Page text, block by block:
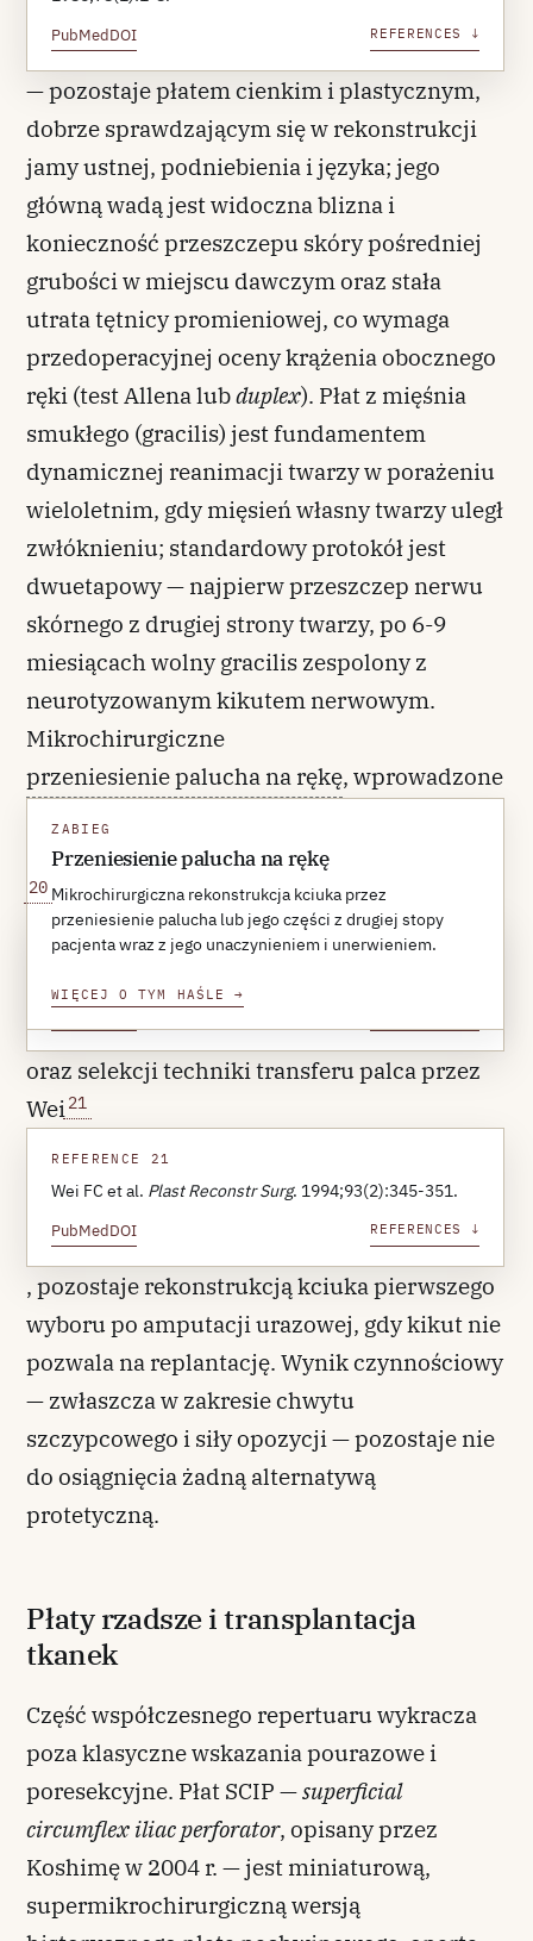
PubMedDOI REFERENCES ↓
— pozostaje płatem cienkim i plastycznym,
dobrze sprawdzającym się w rekonstrukcji
jamy ustnej, podniebienia i języka; jego
główną wadą jest widoczna blizna i
konieczność przeszczepu skóry pośredniej
grubości w miejscu dawczym oraz stała
utrata tętnicy promieniowej, co wymaga
przedoperacyjnej oceny krążenia obocznego
ręki (test Allena lubduplex). Płat z mięśnia
smukłego (gracilis) jest fundamentem
dynamicznej reanimacji twarzy w porażeniu
wieloletnim, gdy mięsień własny twarzy uległ
zwłóknieniu; standardowy protokół jest
dwuetapowy — najpierw przeszczep nerwu
skórnego z drugiej strony twarzy, po 6-9
miesiącach wolny gracilis zespolony z
neurotyzowanym kikutem nerwowym.
Mikrochirurgiczne
przeniesienie palucha na rękę
ZABIEG
Przeniesienie palucha na rękę
Mikrochirurgiczna rekonstrukcja kciuka przez
przeniesienie palucha lub jego części z drugiej stopy
pacjenta wraz z jego unaczynieniem i unerwieniem.
WIĘCEJ O TYM HAŚLE→
, wprowadzone
przez Cobbetta w 1969 r. i rozwinięte w
wariantach „wrap-around" przez Morrisona
20
REFERENCE 20
oraz selekcji techniki transferu palca przez
Wei21
REFERENCE 21
Wei FC et al. Plast Reconstr Surg. 1994;93(2):345-351.
PubMedDOI REFERENCES ↓
, pozostaje rekonstrukcją kciuka pierwszego
wyboru po amputacji urazowej, gdy kikut nie
pozwala na replantację. Wynik czynnościowy
— zwłaszcza w zakresie chwytu
szczypcowego i siły opozycji — pozostaje nie
do osiągnięcia żadną alternatywą
protetyczną.
Płaty rzadsze i transplantacja
tkanek
Część współczesnego repertuaru wykracza
poza klasyczne wskazania pourazowe i
poresekcyjne. Płat SCIP —superficial
circumflex iliac perforator, opisany przez
Koshimę w 2004 r. — jest miniaturową,
supermikrochirurgiczną wersją